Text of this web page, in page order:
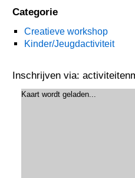
Categorie
Creatieve workshop
Kinder/Jeugdactiviteit
Inschrijven via:
Kaart wordt geladen...